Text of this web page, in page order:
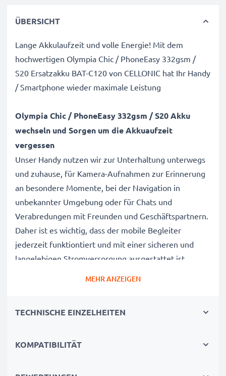
ÜBERSICHT
Lange Akkulaufzeit und volle Energie! Mit dem
hochwertigen Olympia Chic / PhoneEasy 332gsm /
S20 Ersatzakku BAT-C120 von CELLONIC hat Ihr Handy
/ Smartphone wieder maximale Leistung
Olympia Chic / PhoneEasy 332gsm / S20 Akku
wechseln und Sorgen um die Akkuaufzeit
vergessen
Unser Handy nutzen wir zur Unterhaltung unterwegs
und zuhause, für Kamera-Aufnahmen zur Erinnerung
an besondere Momente, bei der Navigation in
unbekannter Umgebung oder für Chats und
Verabredungen mit Freunden und Geschäftspartnern.
Daher ist es wichtig, dass der mobile Begleiter
jederzeit funktiontiert und mit einer sicheren und
langelebigen Stromversorgung ausgestattet ist.
speziell für das Chic / PhoneEasy 332gsm / S20 Handy
Mit diesem, neuen Akku hat Ihr Mobiltelefon mehr als
MEHR ANZEIGEN
TECHNISCHE EINZELHEITEN
KOMPATIBILITÄT